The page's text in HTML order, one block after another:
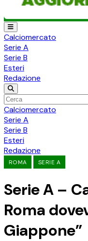
Calciomercato
Serie A
Serie B
Esteri
Redazione
Calciomercato
Serie A
Serie B
Esteri
Redazione
ROMA SERIE A
Serie A –
Roma
Giappone”